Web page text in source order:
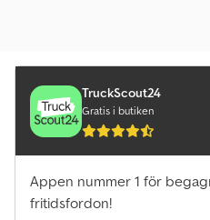
TruckScout24
Gratis i butiken
Appen nummer 1 för
fritidsfordon!